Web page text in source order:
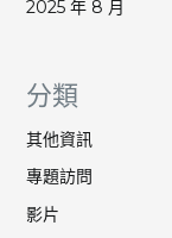
2025 年 8 月
分類
其他資訊
專題訪問
影片